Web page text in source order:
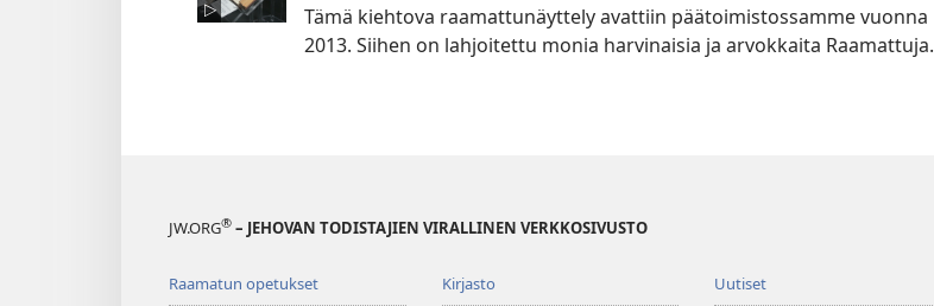
Tämä kiehtova raamattunäyttely avattiin päätoimistossamme vuonna
2013. Siihen on lahjoitettu monia harvinaisia ja arvokkaita Raamattuja.
JW.ORG® – JEHOVAN TODISTAJIEN VIRALLINEN VERKKOSIVUSTO
Raamatun opetukset Kirjasto Uutiset